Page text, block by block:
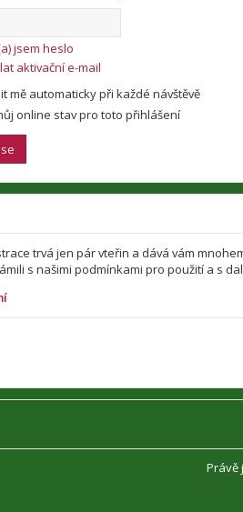
jsem heslo
aktivační e-mail
mě automaticky při každé návštěvě
online stav pro toto přihlášení
trvá jen pár vteřin a dává vám
s našimi podmínkami pro použití a s
Právě